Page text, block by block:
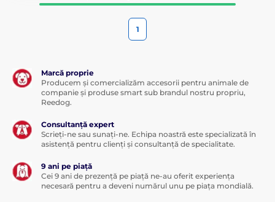
1
Marcă proprie
Producem și comercializăm accesorii pentru animale de
companie și produse smart sub brandul nostru propriu,
Reedog.
Consultanță expert
Scrieți-ne sau sunați-ne. Echipa noastră este specializată în
asistență pentru clienți și consultanță de specialitate.
9 ani pe piață
Cei 9 ani de prezență pe piață ne-au oferit experiența
necesară pentru a deveni numărul unu pe piața mondială.